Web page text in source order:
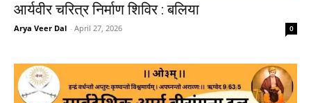
आर्यवीर चरित्र निर्माण शिविर : बलिया
Arya Veer Dal - April 27, 2026 0